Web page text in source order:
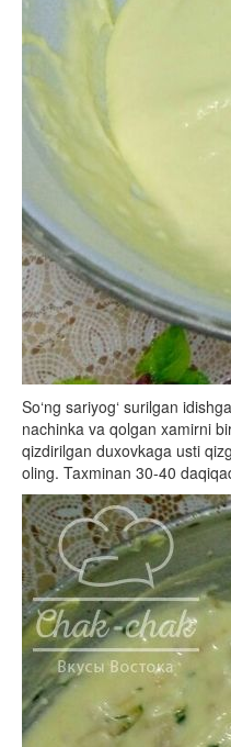
So‘ng sariyog‘ surilgan
nachinka va qolgan xamirni
qizdirilgan duxovkaga usti
oling. Taxminan 30-40